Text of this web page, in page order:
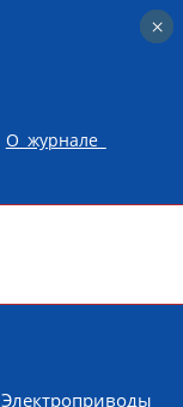
О журнале
Электроприводы
×
×